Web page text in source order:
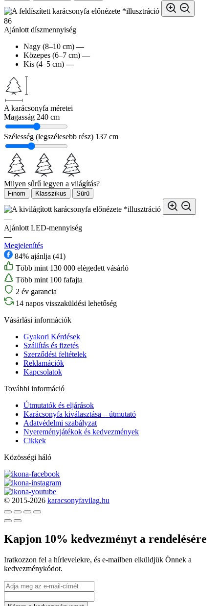
*illusztráció
86
Ajánlott díszmennyiség
Nagy (8–10 cm) —
Közepes (6–7 cm) —
Kis (4–5 cm) —
A karácsonyfa méretei
Magasság 240 cm
Szélesség (legszélesebb rész) 137 cm
Milyen sűrű legyen a világítás?
Finom Klasszikus Sűrű
*illusztráció
—
Ajánlott LED-mennyiség
—
Megjelenítés
84% ajánlja (41)
Több mint 130 000 elégedett vásárló
Több mint 100 fafajta
2 év garancia
14 napos visszaküldési lehetőség
Vásárlási információk
Gyakori Kérdések
Szállítás és fizetés
Szerződési feltételek
Reklamációk
Kapcsolatok
További információ
Útmutatók és eljárások
Karácsonyfa kiválasztása – útmutató
Adatvédelmi szabályzat
Nyereményjátékok és kedvezmények
Cikkek
Közösségi háló
© 2015-2026 karacsonyfavilag.hu
Kapjon 10% kedvezményt a rendelésére
Iratkozzon fel a hírlevelekre, és e-mailben elküldjük Önnek a
kedvezménykódot.